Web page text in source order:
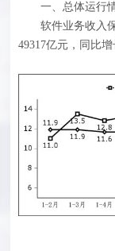
一、总体运行
软件业务收入
49317亿元，同比增